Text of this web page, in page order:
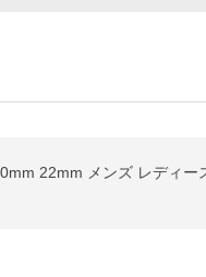
22mm メンズ レディー